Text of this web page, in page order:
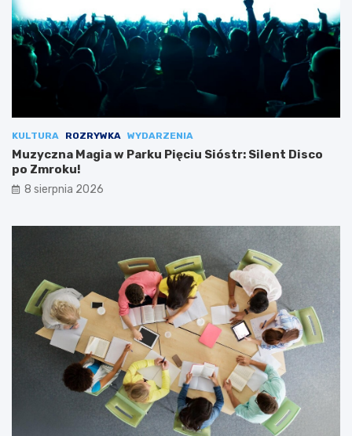
KULTURA ROZRYWKA WYDARZENIA
Muzyczna Magia w Parku Pięciu Sióstr: Silent Disco
po Zmroku!
8 sierpnia 2026